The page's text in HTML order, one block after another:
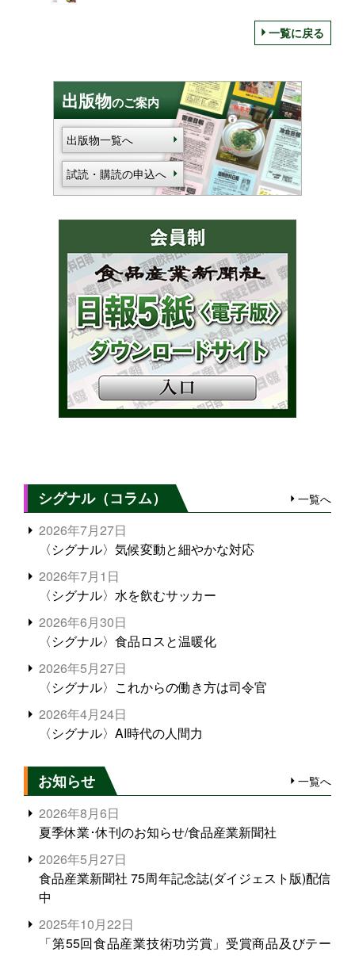
一覧に戻る
出版物のご案内
出版物一覧へ
試読・購読の申込へ
シグナル（コラム） 一覧へ
2026年7月27日
〈シグナル〉気候変動と細やかな対応
2026年7月1日
〈シグナル〉水を飲むサッカー
2026年6月30日
〈シグナル〉食品ロスと温暖化
2026年5月27日
〈シグナル〉これからの働き方は司令官
2026年4月24日
〈シグナル〉AI時代の人間力
お知らせ 一覧へ
2026年8月6日
夏季休業･休刊のお知らせ/食品産業新聞社
2026年5月27日
食品産業新聞社 75周年記念誌(ダイジェスト版)配信
中
2025年10月22日
「第55回食品産業技術功労賞」受賞商品及びテー